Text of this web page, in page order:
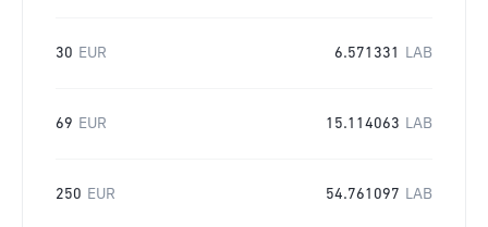
30 EUR 6.571331 LAB
69 EUR 15.114063 LAB
250 EUR 54.761097 LAB